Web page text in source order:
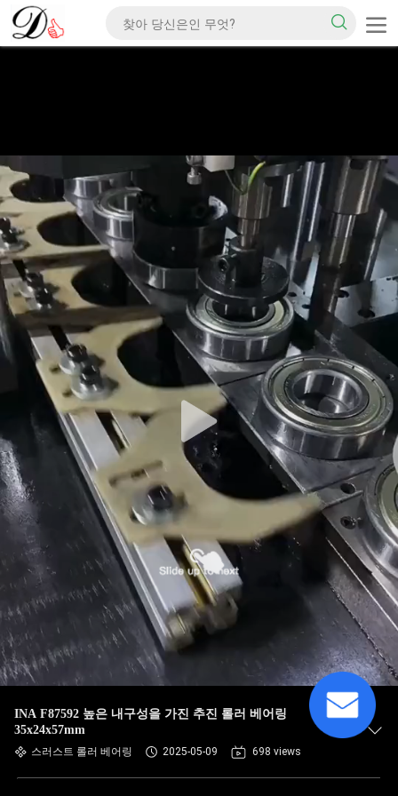
INA F87592 높은 내구성을 가진 추진 롤러 베어링
35x24x57mm
스러스트 롤러 베어링 2025-05-09 698 views